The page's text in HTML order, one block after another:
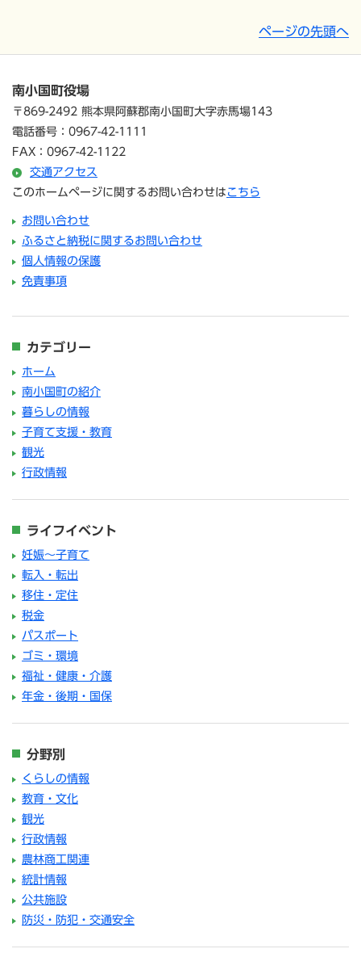
ページの先頭へ
南小国町役場
〒869-2492 熊本県阿蘇郡南小国町大字赤馬場143
電話番号：0967-42-1111
FAX：0967-42-1122
交通アクセス
このホームページに関するお問い合わせは こちら
お問い合わせ
ふるさと納税に関するお問い合わせ
個人情報の保護
免責事項
カテゴリー
ホーム
南小国町の紹介
暮らしの情報
子育て支援・教育
観光
行政情報
ライフイベント
妊娠～子育て
転入・転出
移住・定住
税金
パスポート
ゴミ・環境
福祉・健康・介護
年金・後期・国保
分野別
くらしの情報
教育・文化
観光
行政情報
農林商工関連
統計情報
公共施設
防災・防犯・交通安全